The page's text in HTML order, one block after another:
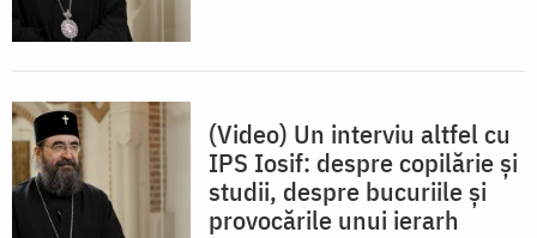
(Video) Un interviu altfel cu
IPS Iosif: despre copilărie și
studii, despre bucuriile și
provocările unui ierarh